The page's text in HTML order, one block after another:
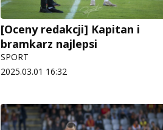
[Oceny redakcji] Kapitan i
bramkarz najlepsi
SPORT
2025.03.01 16:32